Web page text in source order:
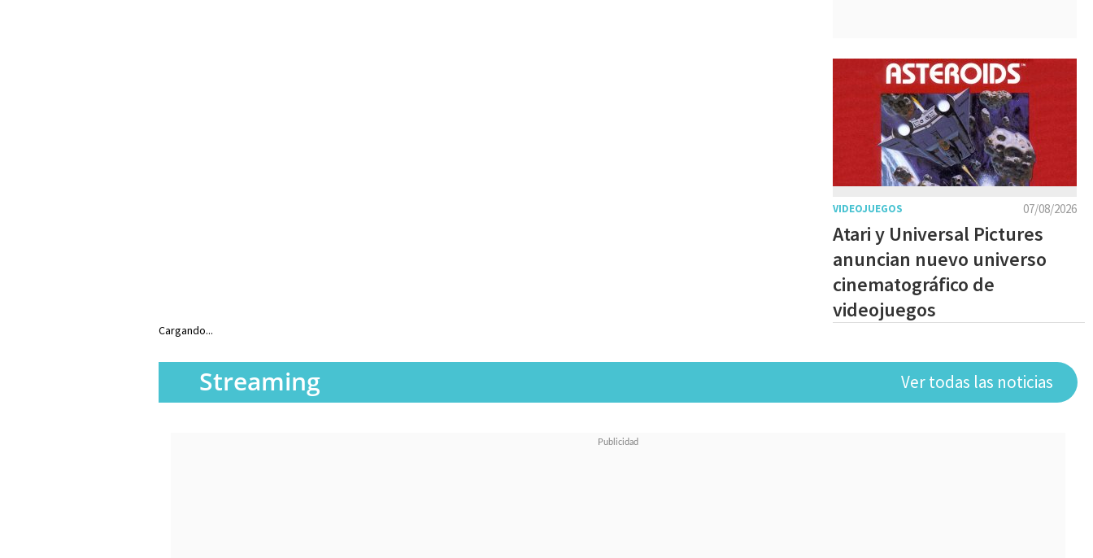
07/08/2026
VIDEOJUEGOS
Atari y Universal Pictures
anuncian nuevo universo
cinematográfico de
videojuegos
Cargando...
Ver todas las noticias
Streaming